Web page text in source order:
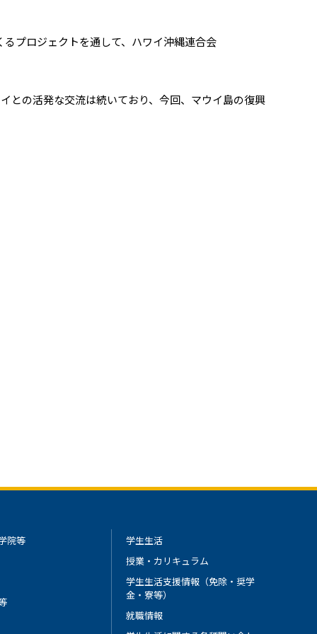
プロジェクトを通して、ハワイ沖縄連合会
の活発な交流は続いており、今回、マウイ島の復興
院等
学生生活
授業・カリキュラム
学生生活支援情報（免除・奨学
金・寮等）
就職情報